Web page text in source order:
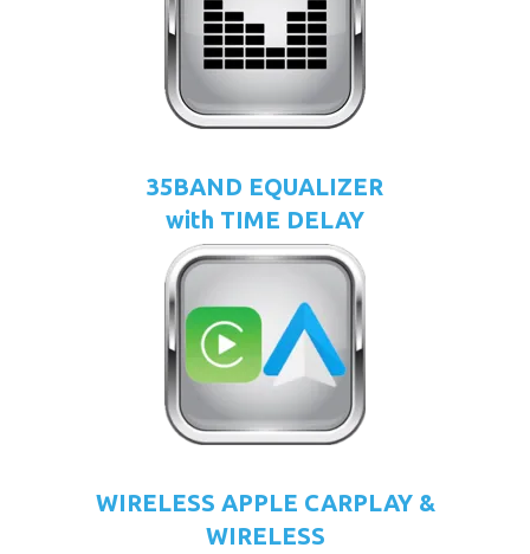
35BAND EQUALIZER
with TIME DELAY
WIRELESS APPLE CARPLAY &
WIRELESS